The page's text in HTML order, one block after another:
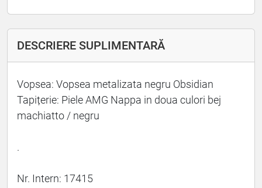
DESCRIERE SUPLIMENTARĂ
Vopsea: Vopsea metalizata negru Obsidian
Tapițerie: Piele AMG Nappa in doua culori bej
machiatto / negru
.
Nr. Intern: 17415